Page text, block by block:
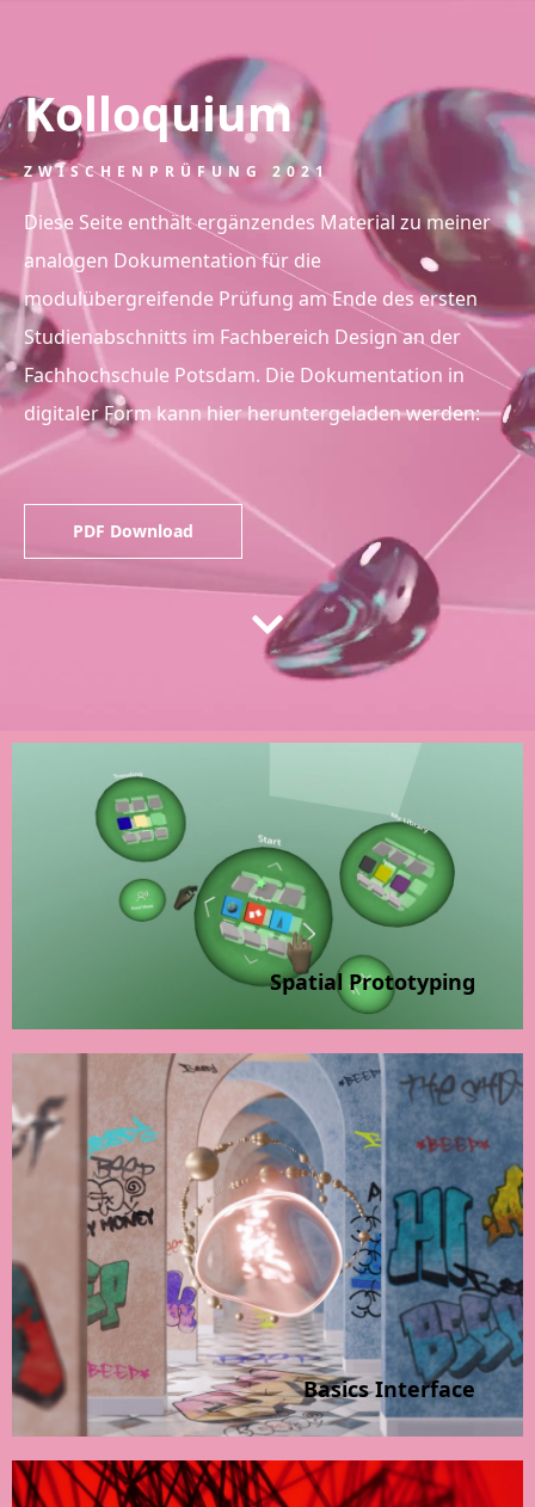
Kolloquium
ZWISCHENPRÜFUNG 2021
Diese Seite enthält ergänzendes Material zu meiner
analogen Dokumentation für die
modulübergreifende Prüfung am Ende des ersten
Studienabschnitts im Fachbereich Design an der
Fachhochschule Potsdam. Die Dokumentation in
digitaler Form kann hier heruntergeladen werden:
PDF Download
Spatial Prototyping
Basics Interface